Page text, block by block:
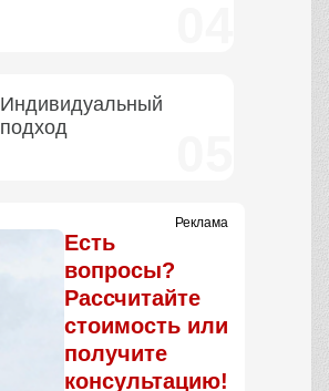
Индивидуальный
подход
Реклама
Есть
вопросы?
Рассчитайте
стоимость или
получите
консультацию!